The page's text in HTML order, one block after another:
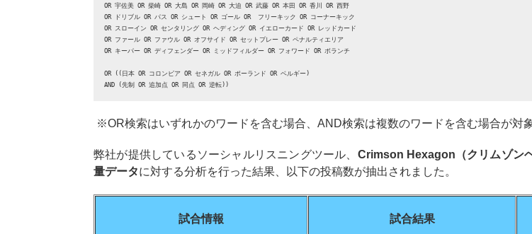
OR 宇佐美 OR 柴崎 OR 大島 OR 岡崎 OR 大迫 OR 武藤 OR 本田 OR 香川 OR 西野
OR ドリブル OR パス OR シュート OR ゴール OR  フリーキック OR コーナーキック
OR スローイン OR センタリング OR ヘディング OR イエローカード OR レッドカード
OR ファール OR ファウル OR オフサイド OR セットプレー OR ペナルティエリア
OR キーパー OR ディフェンダー OR ミッドフィルダー OR フォワード OR ボランチ
OR ((日本 OR コロンビア OR セネガル OR ポーランド OR ベルギー)
AND (先制 OR 追加点 OR 同点 OR 逆転))
※OR検索はいずれかのワードを含む場合、AND検索は複数のワードを含む場合が対
弊社が提供しているソーシャルリスニングツール、 Crimson Hexagon（クリムゾン
量データに対する分析を行った結果、以下の投稿数が抽出されました。
試合情報 試合結果